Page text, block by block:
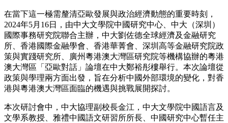
在當下這一極需釐清亞歐發展與政治經濟動態的重要時刻，
2024年5月16日，由中大文學院中國研究中心、中大（深圳）
國際事務研究院聯合主辦，中大劉佐德全球經濟及金融研究
所、香港國際金融學會、香港華菁會、深圳高等金融研究院政
策與實踐研究所、廣州粵港澳大灣區研究院等機構協辦的粵港
澳大灣區「亞歐對話」論壇在中大鄭裕彤樓舉行。本次論壇從
政策與學理兩方面出發，旨在分析中國外部環境的變化，對香
港與粵港澳大灣區面臨的機遇與挑戰展開探討。
本次研討會中，中大協理副校長金江，中大文學院中國語言及
文學系教授、雅禮中國語文研習所所長、中國研究中心暫任主